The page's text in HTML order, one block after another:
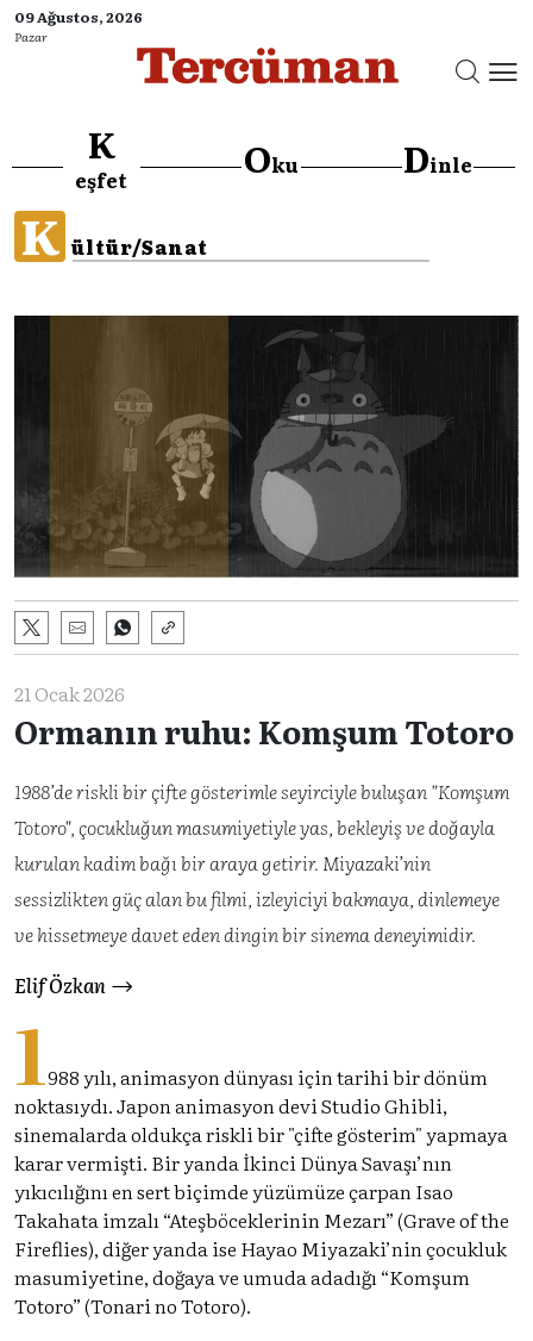
09 Ağustos, 2026
Pazar
K
eşfet Oku Dinle
K ültür/Sanat
21 Ocak 2026
Ormanın ruhu: Komşum Totoro
1988’de riskli bir çifte gösterimle seyirciyle buluşan "Komşum
Totoro", çocukluğun masumiyetiyle yas, bekleyiş ve doğayla
kurulan kadim bağı bir araya getirir. Miyazaki’nin
sessizlikten güç alan bu filmi, izleyiciyi bakmaya, dinlemeye
ve hissetmeye davet eden dingin bir sinema deneyimidir.
Elif Özkan
1988 yılı, animasyon dünyası için tarihi bir dönüm
noktasıydı. Japon animasyon devi Studio Ghibli,
sinemalarda oldukça riskli bir "çifte gösterim" yapmaya
karar vermişti. Bir yanda İkinci Dünya Savaşı’nın
yıkıcılığını en sert biçimde yüzümüze çarpan Isao
Takahata imzalı “Ateşböceklerinin Mezarı” (Grave of the
Fireflies), diğer yanda ise Hayao Miyazaki’nin çocukluk
masumiyetine, doğaya ve umuda adadığı “Komşum
Totoro” (Tonari no Totoro).